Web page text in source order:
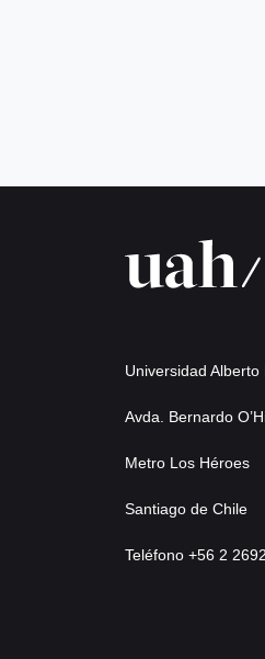
Universidad Alberto
Avda. Bernardo
Metro Los Héroes
Santiago de Chile
Teléfono +56 2